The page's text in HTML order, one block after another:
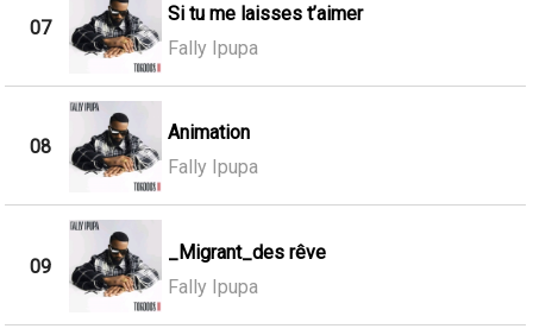
07
Si tu me laisses t’aimer
Fally Ipupa
08
Animation
Fally Ipupa
09
_Migrant_des rêve
Fally Ipupa